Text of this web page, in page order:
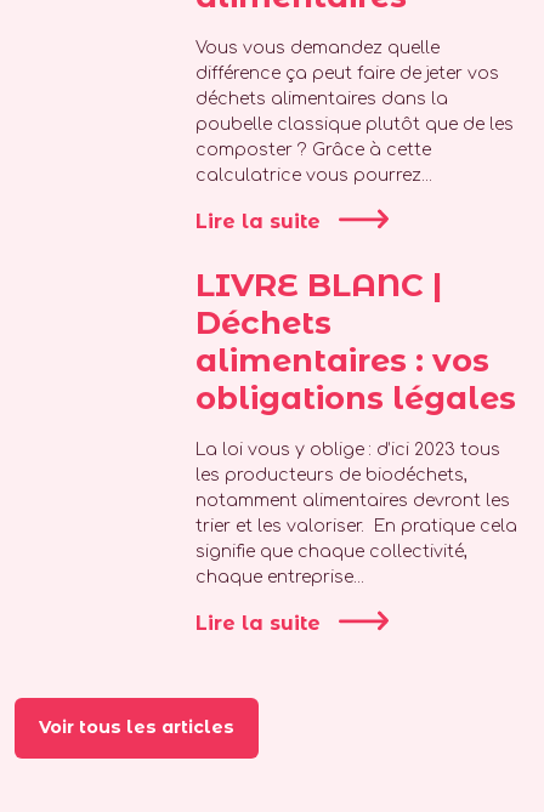
Vous vous demandez quelle
différence ça peut faire de jeter vos
déchets alimentaires dans la
poubelle classique plutôt que de les
composter ? Grâce à cette
calculatrice vous pourrez...
Lire la suite
LIVRE BLANC |
Déchets
alimentaires : vos
obligations légales
La loi vous y oblige : d’ici 2023 tous
les producteurs de biodéchets,
notamment alimentaires devront les
trier et les valoriser. En pratique cela
signifie que chaque collectivité,
chaque entreprise...
Lire la suite
Voir tous les articles